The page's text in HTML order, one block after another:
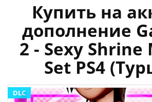
Купить на
дополнение
2 - Sexy Shrine
Set PS4
DLC